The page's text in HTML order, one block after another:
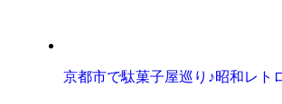
京都市で駄菓子屋巡り♪昭和レト